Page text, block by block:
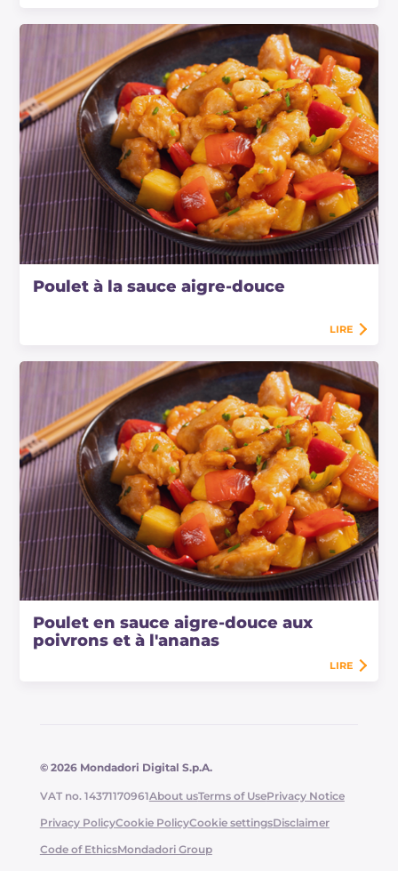
Poulet à la sauce aigre-douce
LIRE
Poulet en sauce aigre-douce aux
poivrons et à l'ananas
LIRE
© 2026 Mondadori Digital S.p.A.
VAT no. 14371170961About usTerms of UsePrivacy Notice
Privacy PolicyCookie PolicyCookie settingsDisclaimer
Code of EthicsMondadori Group